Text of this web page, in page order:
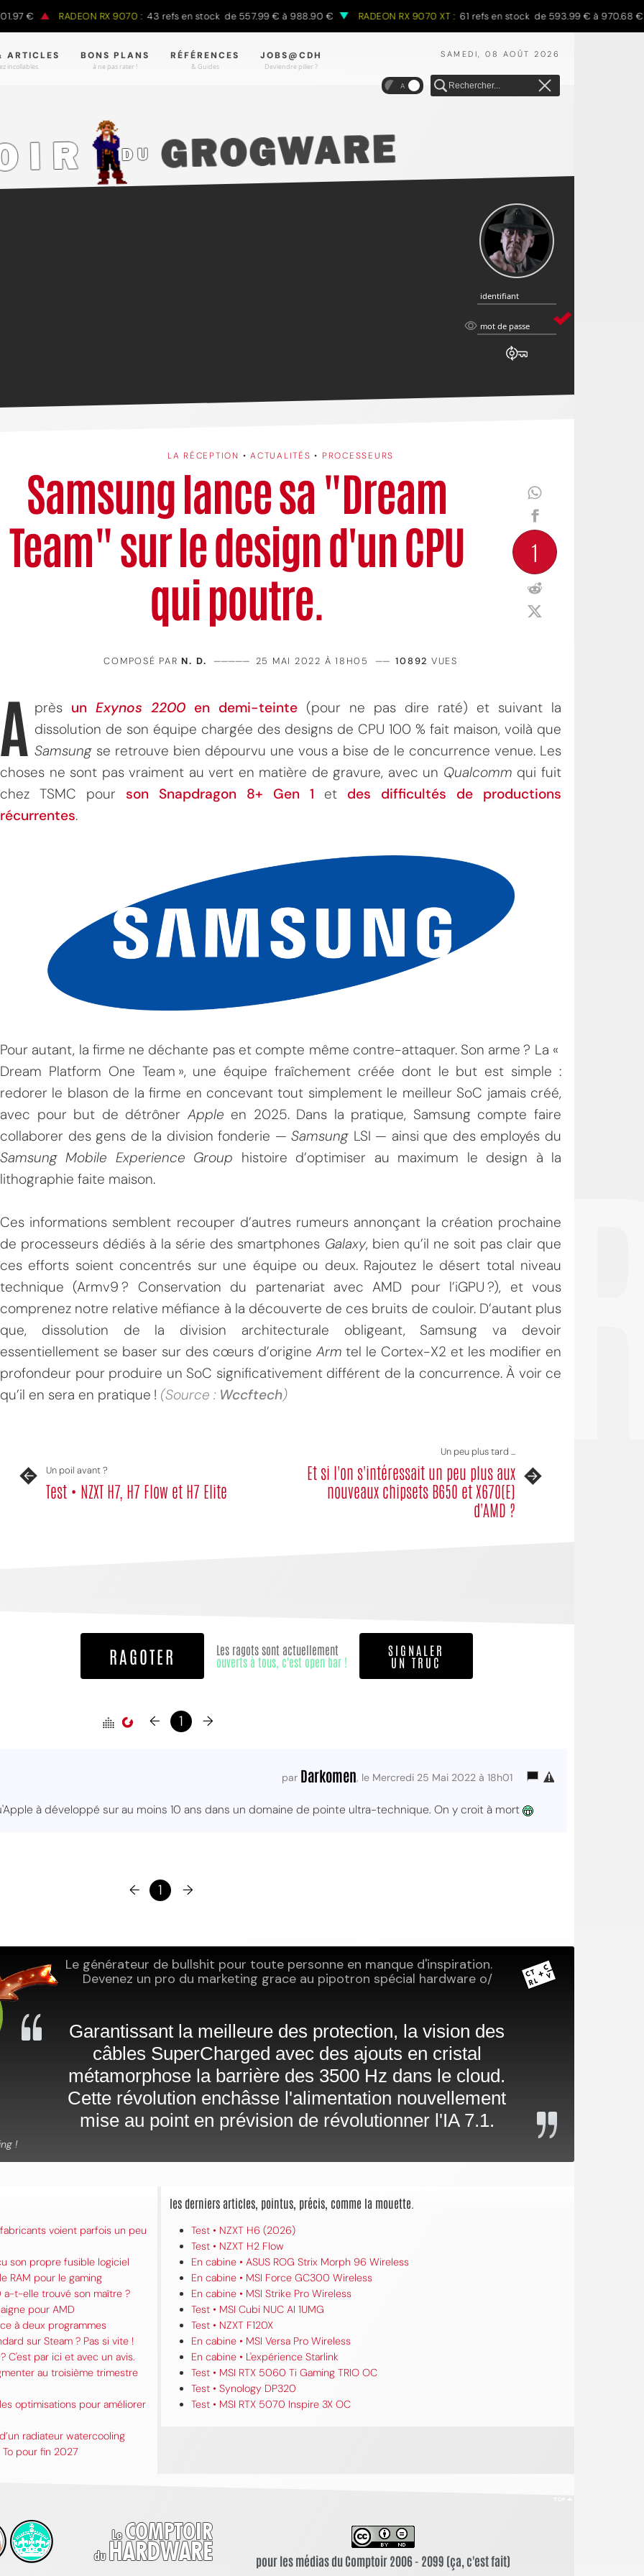
€ RADEON RX 9070 : 43 refs en stock de 557.99 € à 988.90 € RADEON RX 9070 XT : 61 refs en stock de 593.99 € à 970.68 €
SAMEDI, 08 AOÛT 2026
ARTICLES
incollables.
BONS PLANS
à ne pas rater !
RÉFÉRENCES
& Guides
JOBS@CDH
Deviendre pilier ?
A
identifiant
identifiant
mot
mot de passe
LA RÉCEPTION •ACTUALITÉS • PROCESSEURS
Samsung lance sa "Dream
Team" sur le design d'un CPU
qui poutre.
1
COMPOSÉ PARN. D. ————— 25 MAI 2022 À 18H05 —— 10892 VUES
A près un Exynos 2200 en demi-teinte (pour ne pas dire raté) et suivant la
dissolution de son équipe chargée des designs de CPU 100 % fait maison, voilà que
Samsung se retrouve bien dépourvu une vous a bise de le concurrence venue. Les
choses ne sont pas vraiment au vert en matière de gravure, avec un Qualcomm qui fuit
chez TSMC pour son Snapdragon 8+ Gen 1 et des difficultés de productions
récurrentes.
Pour autant, la firme ne déchante pas et compte même contre-attaquer. Son arme ? La «
Dream Platform One Team », une équipe fraîchement créée dont le but est simple :
redorer le blason de la firme en concevant tout simplement le meilleur SoC jamais créé,
avec pour but de détrôner Apple en 2025. Dans la pratique, Samsung compte faire
collaborer des gens de la division fonderie —Samsung LSI — ainsi que des employés du
Samsung Mobile Experience Group histoire d’optimiser au maximum le design à la
lithographie faite maison.
Ces informations semblent recouper d’autres rumeurs annonçant la création prochaine
de processeurs dédiés à la série des smartphones Galaxy, bien qu’il ne soit pas clair que
ces efforts soient concentrés sur une équipe ou deux. Rajoutez le désert total niveau
technique (Armv9 ? Conservation du partenariat avec AMD pour l’iGPU ?), et vous
comprenez notre relative méfiance à la découverte de ces bruits de couloir. D’autant plus
que, dissolution de la division architecturale obligeant, Samsung va devoir
essentiellement se baser sur des cœurs d’origine Arm tel le Cortex-X2 et les modifier en
profondeur pour produire un SoC significativement différent de la concurrence. À voir ce
qu’il en sera en pratique ! (Source : Wccftech)
Un poil avant ?
Test • NZXT H7, H7 Flow et H7 Elite
Un peu plus tard ...
Et si l'on s'intéressait un peu plus aux
nouveaux chipsets B650 et X670(E)
d'AMD ?
RAGOTER
Les ragots sont actuellement
ouverts à tous, c'est open bar !
SIGNALER
UN TRUC
← 1 →
par Darkomen, le Mercredi 25 Mai 2022 à 18h01
à développé sur au moins 10 ans dans un domaine de pointe ultra-technique. On y croit à mort
← 1 →
voient parfois un peu
son propre fusible logiciel
RAM pour le gaming
a-t-elle trouvé son maître ?
pour AMD
à deux programmes
sur Steam ? Pas si vite !
C'est par ici et avec un avis.
au troisième trimestre
optimisations pour améliorer
radiateur watercooling
pour fin 2027
les derniers articles, pointus, précis, comme la mouette.
Test • NZXT H6 (2026)
Test • NZXT H2 Flow
En cabine • ASUS ROG Strix Morph 96 Wireless
En cabine • MSI Force GC300 Wireless
En cabine • MSI Strike Pro Wireless
Test • MSI Cubi NUC AI 1UMG
Test • NZXT F120X
En cabine • MSI Versa Pro Wireless
En cabine • L'expérience Starlink
Test • MSI RTX 5060 Ti Gaming TRIO OC
Test • Synology DP320
Test • MSI RTX 5070 Inspire 3X OC
pour les médias du Comptoir 2006 - 2099 (ça, c'est fait)